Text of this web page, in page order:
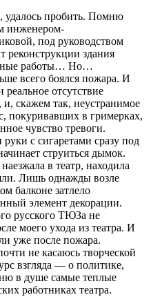
удалось пробить. Помню
инженером-
под руководством
реконструкции здания
работы… Но…
всего боялся пожара. И
реальное отсутствие
скажем так, неустранимое
покуривавших в гримерках,
чувство тревоги.
с сигаретами сразу под
струиться дымок.
в театр, находила
Лишь однажды возле
балконе затлело
элемент декорации.
русского ТЮЗа не
моего ухода из театра. И
уже после пожара.
не касаюсь творческой
взгляда — о политике,
в душе самые теплые
работниках театра.